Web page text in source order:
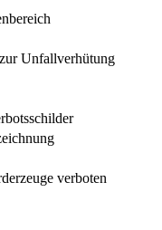
Unfallverhütung
verboten